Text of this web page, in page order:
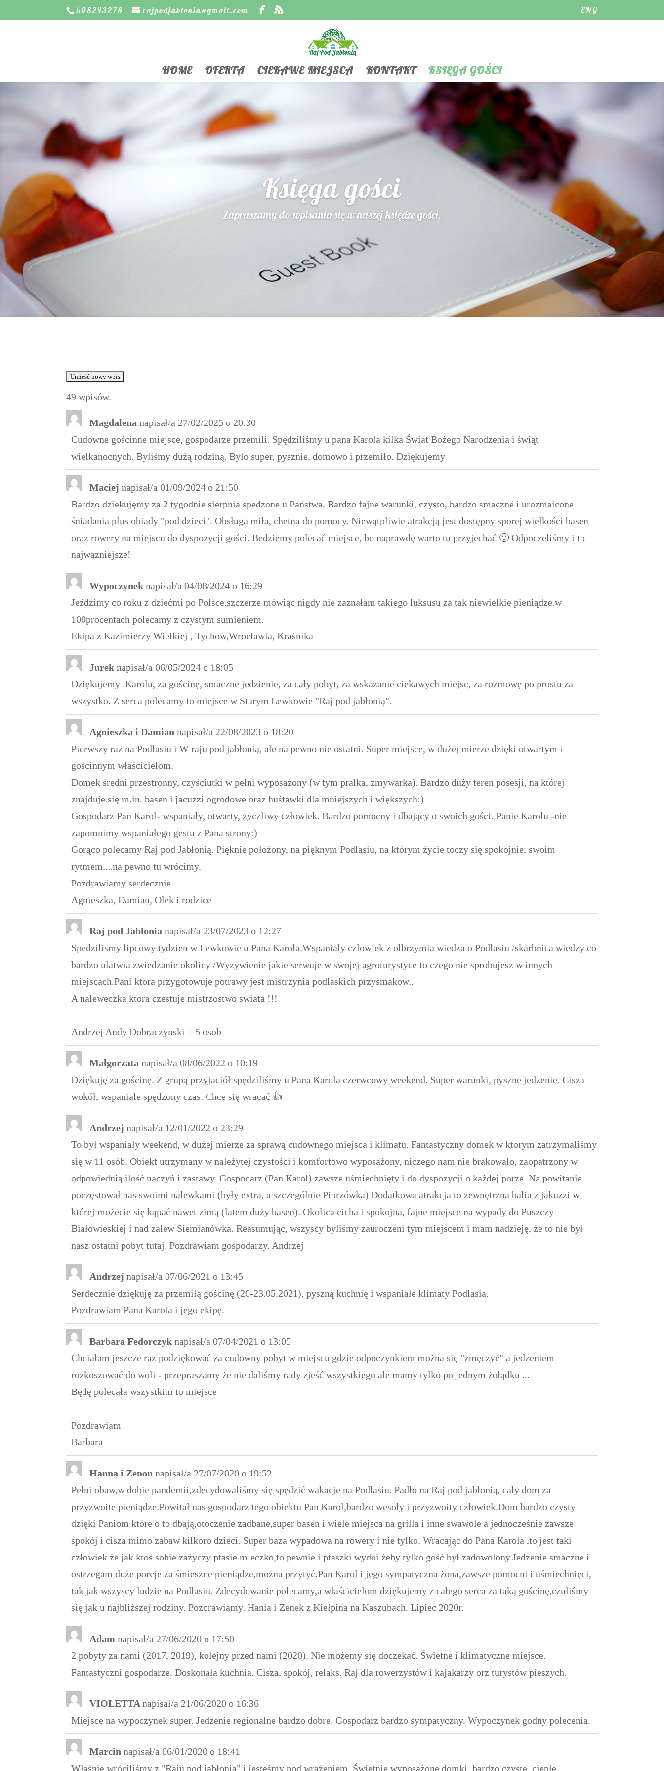
508243278 rajpodjablonia@gmail.com ENG
HOME OFERTA CIEKAWE MIEJSCA KONTAKT KSIĘGA GOŚCI
Księga gości
Zapraszamy do wpisania się w naszej księdze gości.
49 wpisów.
Magdalenanapisał/a 27/02/2025 o 20:30
Cudowne gościnne miejsce, gospodarze przemili. Spędziliśmy u pana Karola kilka Świat Bożego Narodzenia i świąt
wielkanocnych. Byliśmy dużą rodziną. Było super, pysznie, domowo i przemiło. Dziękujemy
Maciejnapisał/a 01/09/2024 o 21:50
Bardzo dziekujęmy za 2 tygodnie sierpnia spedzone u Państwa. Bardzo fajne warunki, czysto, bardzo smaczne i urozmaicone
śniadania plus obiady "pod dzieci". Obsługa miła, chetna do pomocy. Niewątpliwie atrakcją jest dostępny sporej wielkości basen
oraz rowery na miejscu do dyspozycji gości. Bedziemy polecać miejsce, bo naprawdę warto tu przyjechać 🙂 Odpoczeliśmy i to
najwazniejsze!
Wypoczyneknapisał/a 04/08/2024 o 16:29
Jeździmy co roku z dziećmi po Polsce.szczerze mówiąc nigdy nie zaznałam takiego luksusu za tak niewielkie pieniądze.w
100procentach polecamy z czystym sumieniem.
Ekipa z Kazimierzy Wielkiej , Tychów,Wrocławia, Kraśnika
Jureknapisał/a 06/05/2024 o 18:05
Dziękujemy .Karolu, za gościnę, smaczne jedzienie, za cały pobyt, za wskazanie ciekawych miejsc, za rozmowę po prostu za
wszystko. Z serca polecamy to miejsce w Starym Lewkowie "Raj pod jabłonią".
Agnieszka i Damiannapisał/a 22/08/2023 o 18:20
Pierwszy raz na Podlasiu i W raju pod jabłonią, ale na pewno nie ostatni. Super miejsce, w dużej mierze dzięki otwartym i
gościnnym właścicielom.
Domek średni przestronny, czyściutki w pełni wyposażony (w tym pralka, zmywarka). Bardzo duży teren posesji, na której
znajduje się m.in. basen i jacuzzi ogrodowe oraz huśtawki dla mniejszych i większych:)
Gospodarz Pan Karol- wspaniały, otwarty, życzliwy człowiek. Bardzo pomocny i dbający o swoich gości. Panie Karolu -nie
zapomnimy wspaniałego gestu z Pana strony:)
Gorąco polecamy Raj pod Jabłonią. Pięknie położony, na pięknym Podlasiu, na którym życie toczy się spokojnie, swoim
rytmem....na pewno tu wrócimy.
Pozdrawiamy serdecznie
Agnieszka, Damian, Olek i rodzice
Raj pod Jablonianapisał/a 23/07/2023 o 12:27
Spedzilismy lipcowy tydzien w Lewkowie u Pana Karola.Wspanialy czlowiek z olbrzymia wiedza o Podlasiu /skarbnica wiedzy co
bardzo ulatwia zwiedzanie okolicy /Wyzywienie jakie serwuje w swojej agroturystyce to czego nie sprobujesz w innych
miejscach.Pani ktora przygotowuje potrawy jest mistrzynia podlaskich przysmakow..
A naleweczka ktora czestuje mistrzostwo swiata !!!
Andrzej Andy Dobraczynski + 5 osob
Małgorzatanapisał/a 08/06/2022 o 10:19
Dziękuję za gościnę. Z grupą przyjaciół spędziliśmy u Pana Karola czerwcowy weekend. Super warunki, pyszne jedzenie. Cisza
wokół, wspaniale spędzony czas. Chce się wracać 👍
Andrzejnapisał/a 12/01/2022 o 23:29
To był wspaniały weekend, w dużej mierze za sprawą cudownego miejsca i klimatu. Fantastyczny domek w ktorym zatrzymaliśmy
się w 11 osób. Obiekt utrzymany w należytej czystości i komfortowo wyposażony, niczego nam nie brakowalo, zaopatrzony w
odpowiednią ilość naczyń i zastawy. Gospodarz (Pan Karol) zawsze uśmiechnięty i do dyspozycji o każdej porze. Na powitanie
poczęstował nas swoimi nalewkami (były extra, a szczególnie Piprzówka) Dodatkowa atrakcja to zewnętrzna balia z jakuzzi w
której możecie się kąpać nawet zimą (latem duży basen). Okolica cicha i spokojna, fajne miejsce na wypady do Puszczy
Białowieskiej i nad zalew Siemianówka. Reasumując, wszyscy byliśmy zauroczeni tym miejscem i mam nadzieję, że to nie był
nasz ostatni pobyt tutaj. Pozdrawiam gospodarzy. Andrzej
Andrzejnapisał/a 07/06/2021 o 13:45
Serdecznie dziękuję za przemiłą gościnę (20-23.05.2021), pyszną kuchnię i wspaniałe klimaty Podlasia.
Pozdrawiam Pana Karola i jego ekipę.
Barbara Fedorczyknapisał/a 07/04/2021 o 13:05
Chciałam jeszcze raz podziękować za cudowny pobyt w miejscu gdzie odpoczynkiem można się "zmęczyć" a jedzeniem
rozkoszować do woli - przepraszamy że nie daliśmy rady zjeść wszystkiego ale mamy tylko po jednym żołądku ...
Będę polecała wszystkim to miejsce
Pozdrawiam
Barbara
Hanna i Zenonnapisał/a 27/07/2020 o 19:52
Pełni obaw,w dobie pandemii,zdecydowaliśmy się spędzić wakacje na Podlasiu. Padło na Raj pod jabłonią, cały dom za
przyzwoite pieniądze.Powitał nas gospodarz tego obiektu Pan Karol,bardzo wesoły i przyzwoity człowiek.Dom bardzo czysty
dzięki Paniom które o to dbają,otoczenie zadbane,super basen i wiele miejsca na grilla i inne swawole a jednocześnie zawsze
spokój i cisza mimo zabaw kilkoro dzieci. Super baza wypadowa na rowery i nie tylko. Wracając do Pana Karola ,to jest taki
człowiek że jak ktoś sobie zażyczy ptasie mleczko,to pewnie i ptaszki wydoi żeby tylko gość był zadowolony.Jedzenie smaczne i
ostrzegam duże porcje za śmieszne pieniądze,można przytyć.Pan Karol i jego sympatyczna żona,zawsze pomocni i uśmiechnięci,
tak jak wszyscy ludzie na Podlasiu. Zdecydowanie polecamy,a właścicielom dziękujemy z całego serca za taką gościnę,czuliśmy
się jak u najbliższej rodziny. Pozdrawiamy. Hania i Zenek z Kiełpina na Kaszubach. Lipiec 2020r.
Adamnapisał/a 27/06/2020 o 17:50
2 pobyty za nami (2017, 2019), kolejny przed nami (2020). Nie możemy się doczekać. Świetne i klimatyczne miejsce.
Fantastyczni gospodarze. Doskonała kuchnia. Cisza, spokój, relaks. Raj dla rowerzystów i kajakarzy orz turystów pieszych.
VIOLETTAnapisał/a 21/06/2020 o 16:36
Miejsce na wypoczynek super. Jedzenie regionalne bardzo dobre. Gospodarz bardzo sympatyczny. Wypoczynek godny polecenia.
Marcinnapisał/a 06/01/2020 o 18:41
Właśnie wróciliśmy z "Raju pod jabłonią" i jesteśmy pod wrażeniem. Świetnie wyposażone domki, bardzo czyste, ciepłe,